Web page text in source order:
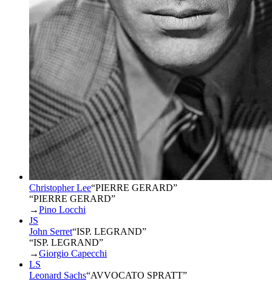
Christopher Lee“PIERRE GERARD”
“PIERRE GERARD”
→Pino Locchi
JS
John Serret“ISP. LEGRAND”
“ISP. LEGRAND”
→Giorgio Capecchi
LS
Leonard Sachs“AVVOCATO SPRATT”